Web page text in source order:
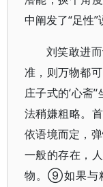
中阐发了“足性”
刘笑敢进
准，则万物都
庄子式的‘心斋
法稍嫌粗略。
依语境而定，
一般的存在，
物。⑨如果与